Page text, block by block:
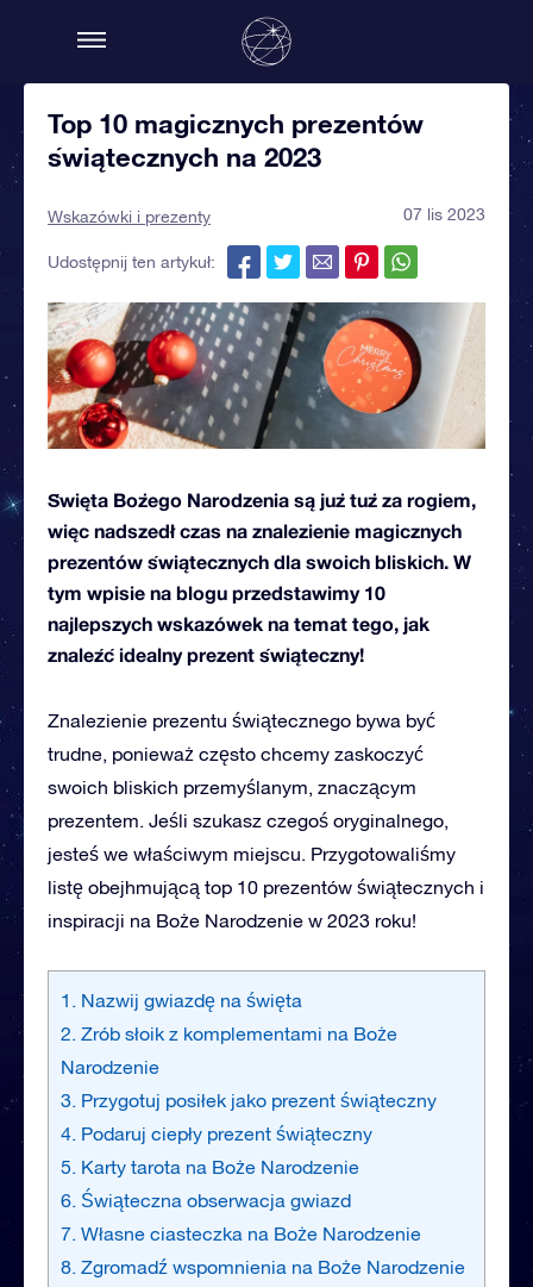
Top 10 magicznych prezentów
świątecznych na 2023
Wskazówki i prezenty 07 lis 2023
Udostępnij ten artykuł:
Święta Bożego Narodzenia są już tuż za rogiem,
więc nadszedł czas na znalezienie magicznych
prezentów świątecznych dla swoich bliskich. W
tym wpisie na blogu przedstawimy 10
najlepszych wskazówek na temat tego, jak
znaleźć idealny prezent świąteczny!
Znalezienie prezentu świątecznego bywa być
trudne, ponieważ często chcemy zaskoczyć
swoich bliskich przemyślanym, znaczącym
prezentem. Jeśli szukasz czegoś oryginalnego,
jesteś we właściwym miejscu. Przygotowaliśmy
listę obejhmującą top 10 prezentów świątecznych i
inspiracji na Boże Narodzenie w 2023 roku!
1. Nazwij gwiazdę na święta
2. Zrób słoik z komplementami na Boże
Narodzenie
3. Przygotuj posiłek jako prezent świąteczny
4. Podaruj ciepły prezent świąteczny
5. Karty tarota na Boże Narodzenie
6. Świąteczna obserwacja gwiazd
7. Własne ciasteczka na Boże Narodzenie
8. Zgromadź wspomnienia na Boże Narodzenie